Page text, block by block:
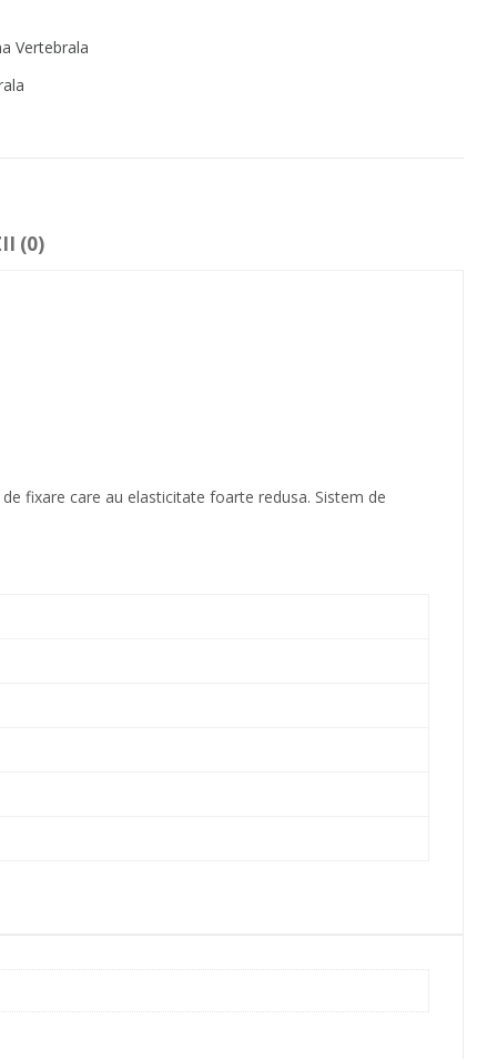
Vertebrala
(0)
fixare care au elasticitate foarte redusa. Sistem de